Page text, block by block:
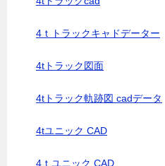
4ｔトラックキャドデーター
4tトラック図面
4tトラック軌跡図 cadデータ
4tユニック CAD
4ｔユニック CAD